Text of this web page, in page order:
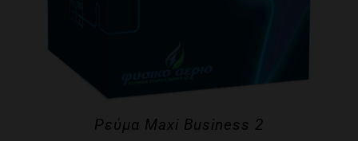
Ρεύμα Maxi Business 2